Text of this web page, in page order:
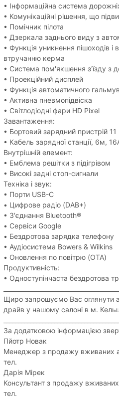
• Інформаційна система
• Комунікаційні рішення, що
• Помічник пілота
• Дзеркала заднього виду з
• Функція уникнення пішоходів і
втручанню керма
• Система пом'якшення з'їзду з
• Проекційний дисплей
• Функція автоматичного
• Активна пневмопідвіска
• Світлодіодні фари HD Pixel
Завантаження:
• Бортовий зарядний пристрій 11
• Кабель зарядної станції, 6м,
Внутрішній елемент:
• Емблема решітки з підігрівом
• Високі задні стоп-сигнали
Техніка і звук:
• Порти USB-C
• Цифрове радіо (DAB+)
• З'єднання Bluetooth®
• Сервіси Google
• Бездротова зарядка телефону
• Аудіосистема Bowers & Wilkins
• Оновлення по повітрю (OTA)
Продуктивність:
• Одноступінчаста бездротова
Щиро запрошуємо Вас оглянути
драйв у нашому салоні в м.
За додатковою інформацією
Пйотр Новак
Менеджер з продажу вживаних
тел.
Дарія Мірек
Консультант з продажу вживаних
тел.